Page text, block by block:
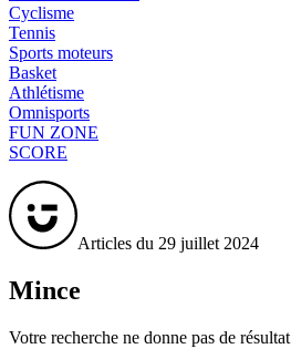
Cyclisme
Tennis
Sports moteurs
Basket
Athlétisme
Omnisports
FUN ZONE
SCORE
Articles du 29 juillet 2024
Mince
Votre recherche ne donne pas de résultat